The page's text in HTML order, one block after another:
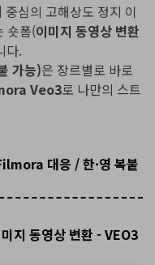
중심의 고해상도 정지 이
숏폼(이미지 동영상 변환
다.
가능)은 장르별로 바로
Veo3로 나만의 스트
대응 / 한·영 복붙
지 동영상 변환 - VEO3